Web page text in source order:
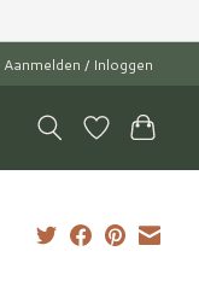
Aanmelden / Inloggen